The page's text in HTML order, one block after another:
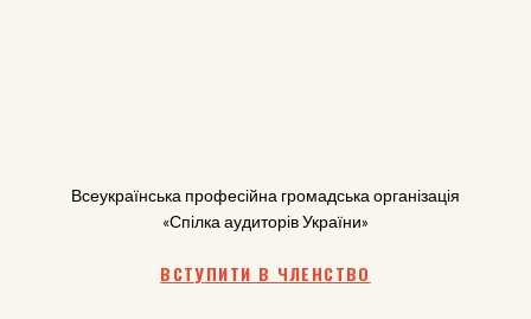
Всеукраїнська професійна громадська організація
«Спілка аудиторів України»
ВСТУПИТИ В ЧЛЕНСТВО